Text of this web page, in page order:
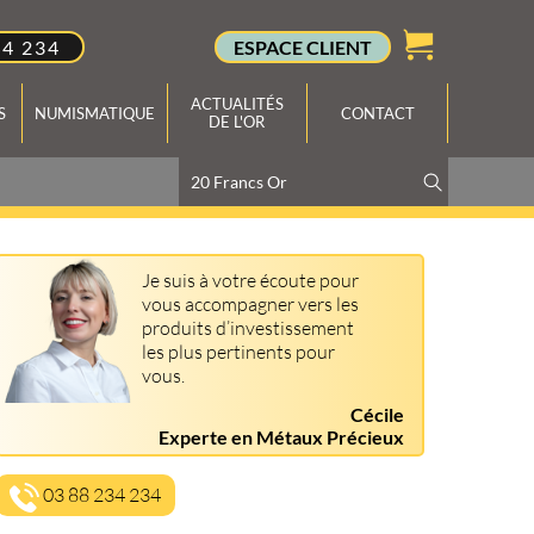
234 ESPACE CLIENT
NUMISMATIQUE
ACTUALITÉS
DE L'OR
CONTACT
Je suis à votre écoute pour
vous accompagner vers les
produits d’investissement
les plus pertinents pour
vous.
Cécile
Experte en Métaux Précieux
03 88 234 234